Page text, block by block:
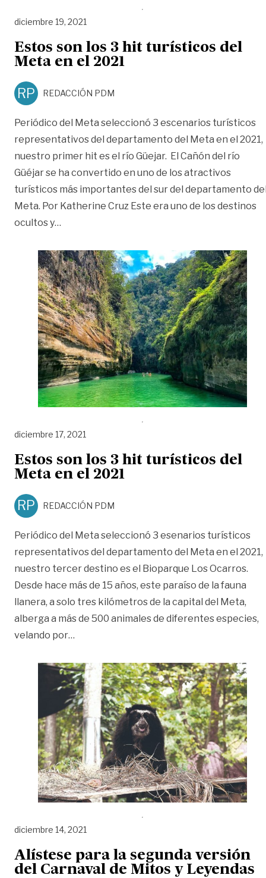
diciembre 19, 2021
Estos son los 3 hit turísticos del
Meta en el 2021
RP REDACCIÓN PDM
Periódico del Meta seleccionó 3 escenarios turísticos
representativos del departamento del Meta en el 2021,
nuestro primer hit es el río Güejar. El Cañón del río
Güéjar se ha convertido en uno de los atractivos
turísticos más importantes del sur del departamento
Meta. Por Katherine Cruz Este era uno de los destinos
ocultos y…
diciembre 17, 2021
Estos son los 3 hit turísticos del
Meta en el 2021
RP REDACCIÓN PDM
Periódico del Meta seleccionó 3 esenarios turísticos
representativos del departamento del Meta en el 2021,
nuestro tercer destino es el Bioparque Los Ocarros.
Desde hace más de 15 años, este paraíso de la fauna
llanera, a solo tres kilómetros de la capital del Meta,
alberga a más de 500 animales de diferentes especies,
velando por…
diciembre 14, 2021
Alístese para la segunda versión
del Carnaval de Mitos y Leyendas